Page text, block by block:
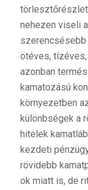
nehezen viseli
ötéves,
azonban
kamatozású
környezetben
különbségek a
hitelek
kezdeti
rövidebb
ok miatt is, de